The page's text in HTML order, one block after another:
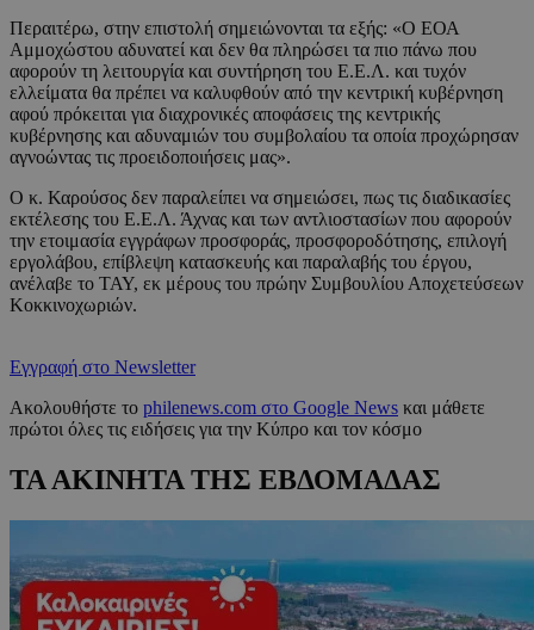
Περαιτέρω, στην επιστολή σημειώνονται τα εξής: «Ο ΕΟΑ
Αμμοχώστου αδυνατεί και δεν θα πληρώσει τα πιο πάνω που
αφορούν τη λειτουργία και συντήρηση του Ε.Ε.Λ. και τυχόν
ελλείματα θα πρέπει να καλυφθούν από την κεντρική κυβέρνηση
αφού πρόκειται για διαχρονικές αποφάσεις της κεντρικής
κυβέρνησης και αδυναμιών του συμβολαίου τα οποία προχώρησαν
αγνοώντας τις προειδοποιήσεις μας».
Ο κ. Καρούσος δεν παραλείπει να σημειώσει, πως τις διαδικασίες
εκτέλεσης του Ε.Ε.Λ. Άχνας και των αντλιοστασίων που αφορούν
την ετοιμασία εγγράφων προσφοράς, προσφοροδότησης, επιλογή
εργολάβου, επίβλεψη κατασκευής και παραλαβής του έργου,
ανέλαβε το ΤΑΥ, εκ μέρους του πρώην Συμβουλίου Αποχετεύσεων
Κοκκινοχωριών.
Εγγραφή στο Newsletter
Ακολουθήστε το philenews.com στο Google News και μάθετε
πρώτοι όλες τις ειδήσεις για την Κύπρο και τον κόσμο
ΤΑ ΑΚΙΝΗΤΑ ΤΗΣ ΕΒΔΟΜΑΔΑΣ